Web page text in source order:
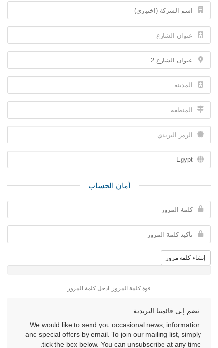
أمان الحساب
إنشاء كلمة مرور
قوة كلمة المرور: ادخل كلمة المرور
انضم إلى قائمتنا البريدية
We would like to send you occasional news, information
and special offers by email. To join our mailing list, simply
tick the box below. You can unsubscribe at any time.